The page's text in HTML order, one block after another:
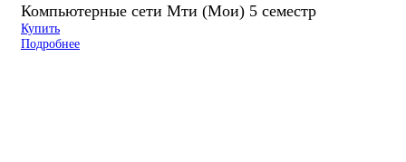
Компьютерные сети Мти (Мои) 5 семестр
Купить
Подробнее